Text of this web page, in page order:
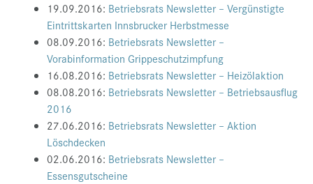
19.09.2016: Betriebsrats Newsletter – Vergünstigte
Eintrittskarten Innsbrucker Herbstmesse
08.09.2016: Betriebsrats Newsletter –
Vorabinformation Grippeschutzimpfung
16.08.2016: Betriebsrats Newsletter – Heizölaktion
08.08.2016: Betriebsrats Newsletter – Betriebsausflug
2016
27.06.2016: Betriebsrats Newsletter – Aktion
Löschdecken
02.06.2016: Betriebsrats Newsletter –
Essensgutscheine